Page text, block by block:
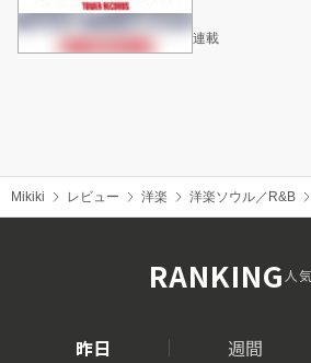
連載
Mikiki レビュー 洋楽 洋楽ソウル／R&B
RANKING人
昨日 週間